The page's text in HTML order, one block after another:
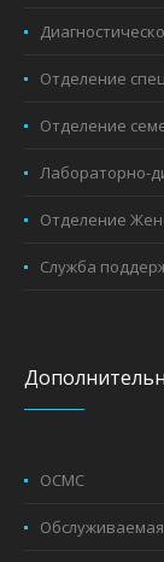
Отделение
Отделение
Лабораторно-
Отделение
Служба
ОСМС